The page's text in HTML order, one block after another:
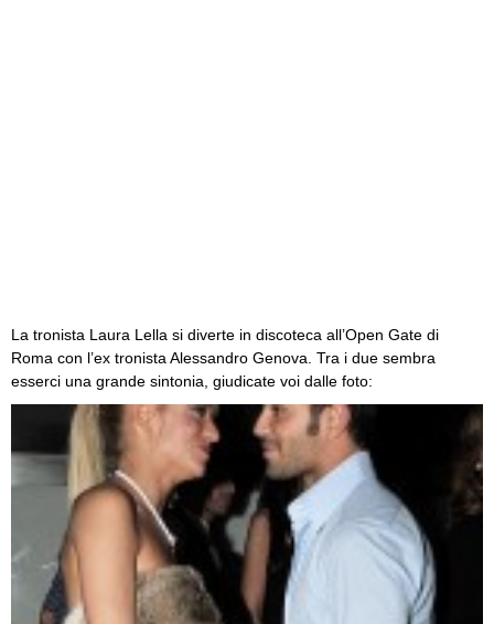
La tronista Laura Lella si diverte in discoteca all’Open Gate di
Roma con l’ex tronista Alessandro Genova. Tra i due sembra
esserci una grande sintonia, giudicate voi dalle foto: